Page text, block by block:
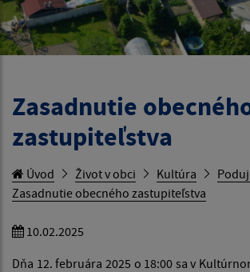
Zasadnutie
zastupiteľstva
Úvod Život v obci Kultúra
Zasadnutie obecného zastupiteľstva
10.02.2025
Dňa 12. februára 2025 o 18:00 sa v